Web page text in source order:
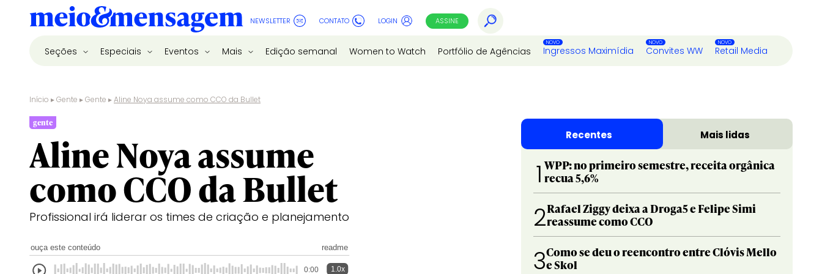
NEWSLETTER CONTATO LOGIN ASSINE
Seções Especiais Eventos Mais Edição semanal Women to Watch Portfólio de Agências Ingressos Maximídia Convites WW Retail Media
Início ▸Gente ▸Gente ▸Aline Noya assume como CCO da Bullet
gente
Aline Noya assume
como CCO da Bullet
Profissional irá liderar os times de criação e planejamento
ouça este conteúdo readme
0:00 1.0x
Recentes Mais lidas
1 WPP: no primeiro semestre, receita orgânica
recua 5,6%
2Rafael Ziggy deixa a Droga5 e Felipe Simi
reassume como CCO
3Como se deu o reencontro entre Clóvis Mello
e Skol